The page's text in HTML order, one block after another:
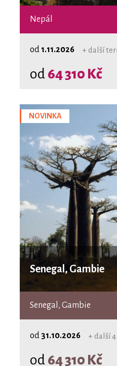
Nepál
od 1.11.2026 + další
od 64 310 Kč
NOVINKA
Senegal, Gambie
Senegal, Gambie
od 31.10.2026 + další
od 64 310 Kč